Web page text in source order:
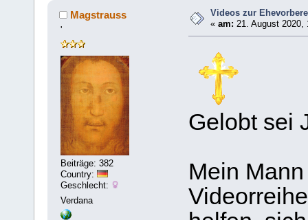
Magstrauss
'
Beiträge: 382
Country:
Geschlecht:
Verdana
Videos zur
«am: 21. August 2020,
Gelobt sei
Mein